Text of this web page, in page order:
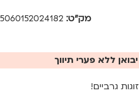
מק"ט: 5060152024182
ללא פערי תיווך
גרביים!